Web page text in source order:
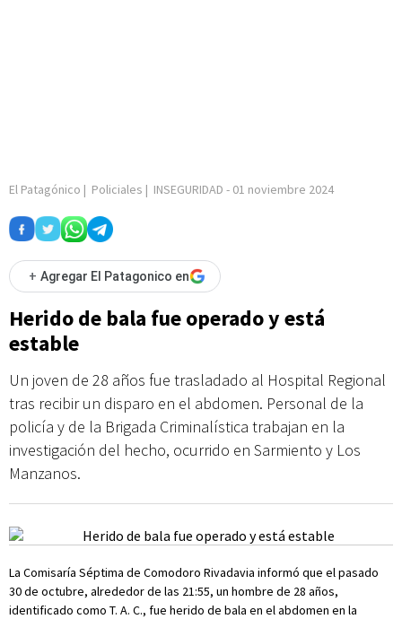
El Patagónico | Policiales | INSEGURIDAD - 01 noviembre 2024
+ Agregar El Patagonico en
Herido de bala fue operado y está
estable
Un joven de 28 años fue trasladado al Hospital Regional
tras recibir un disparo en el abdomen. Personal de la
policía y de la Brigada Criminalística trabajan en la
investigación del hecho, ocurrido en Sarmiento y Los
Manzanos.
La Comisaría Séptima de Comodoro Rivadavia informó que el pasado
30 de octubre, alrededor de las 21:55, un hombre de 28 años,
identificado como T. A. C., fue herido de bala en el abdomen en la